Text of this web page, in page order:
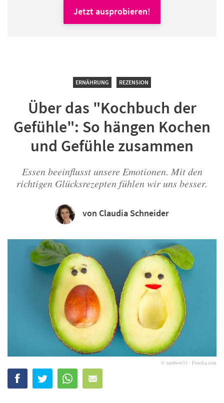
Jetzt ausprobieren!
ERNÄHRUNG REZENSION
Über das "Kochbuch der
Gefühle": So hängen Kochen
und Gefühle zusammen
Essen beeinflusst unsere Emotionen. Mit den
richtigen Glücksrezepten fühlen wir uns besser.
von Claudia Schneider
© rainbow33 - Fotolia.com